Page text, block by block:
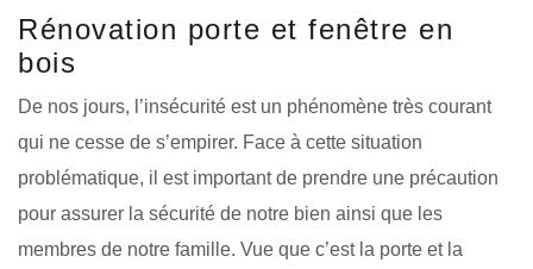
Rénovation porte et fenêtre en
bois
De nos jours, l’insécurité est un phénomène très courant
qui ne cesse de s’empirer. Face à cette situation
problématique, il est important de prendre une précaution
pour assurer la sécurité de notre bien ainsi que les
membres de notre famille. Vue que c’est la porte et la